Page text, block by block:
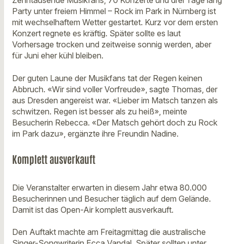
Party unter freiem Himmel – Rock im Park in Nürnberg ist
mit wechselhaftem Wetter gestartet. Kurz vor dem ersten
Konzert regnete es kräftig. Später sollte es laut
Vorhersage trocken und zeitweise sonnig werden, aber
für Juni eher kühl bleiben.
Der guten Laune der Musikfans tat der Regen keinen
Abbruch. «Wir sind voller Vorfreude», sagte Thomas, der
aus Dresden angereist war. «Lieber im Matsch tanzen als
schwitzen. Regen ist besser als zu heiß», meinte
Besucherin Rebecca. «Der Matsch gehört doch zu Rock
im Park dazu», ergänzte ihre Freundin Nadine.
Komplett ausverkauft
Die Veranstalter erwarten in diesem Jahr etwa 80.000
Besucherinnen und Besucher täglich auf dem Gelände.
Damit ist das Open-Air komplett ausverkauft.
Den Auftakt machte am Freitagmittag die australische